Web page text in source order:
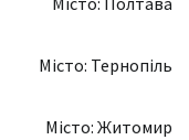
Місто: Тернопіль
Місто: Житомир